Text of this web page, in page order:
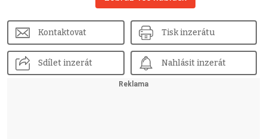
Kontaktovat Tisk inzerátu
Sdílet inzerát Nahlásit inzerát